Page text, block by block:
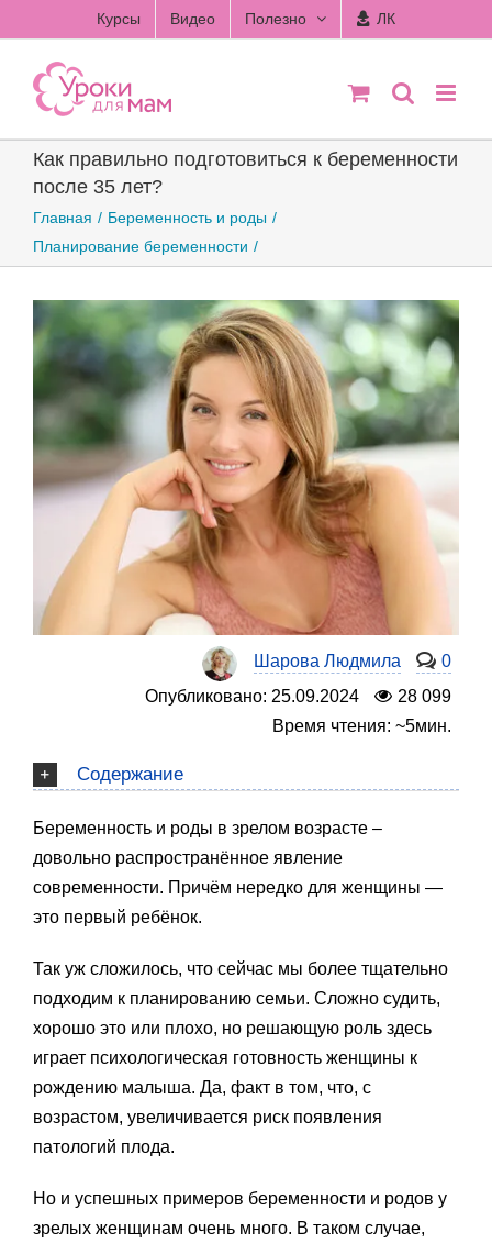
to
content
Курсы Видео Полезно ЛК
Как правильно подготовиться к беременности
после 35 лет?
Главная
Беременность и роды
Планирование беременности
Шарова Людмила
0
Опубликовано: 25.09.2024
28 099
Время чтения: ~5мин.
Содержание
Беременность и роды в зрелом возрасте –
довольно распространённое явление
современности. Причём нередко для женщины —
это первый ребёнок.
Так уж сложилось, что сейчас мы более тщательно
подходим к планированию семьи. Сложно судить,
хорошо это или плохо, но решающую роль здесь
играет психологическая готовность женщины к
рождению малыша. Да, факт в том, что, с
возрастом, увеличивается риск появления
патологий плода.
Но и успешных примеров беременности и родов у
зрелых женщинам очень много. В таком случае,